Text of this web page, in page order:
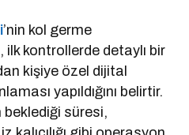
’nin kol germe
ilk kontrollerde detaylı bir
kişiye özel dijital
yapıldığını belirtir.
beklediği süresi,